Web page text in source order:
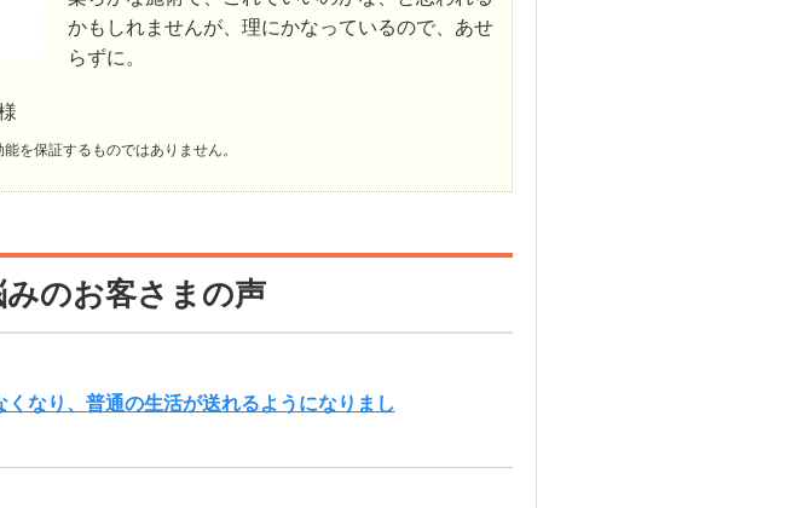
かもしれませんが、理にかなっているので、あせ
らずに。
を保証するものではありません。
みのお客さまの声
なり、普通の生活が送れるようになりまし